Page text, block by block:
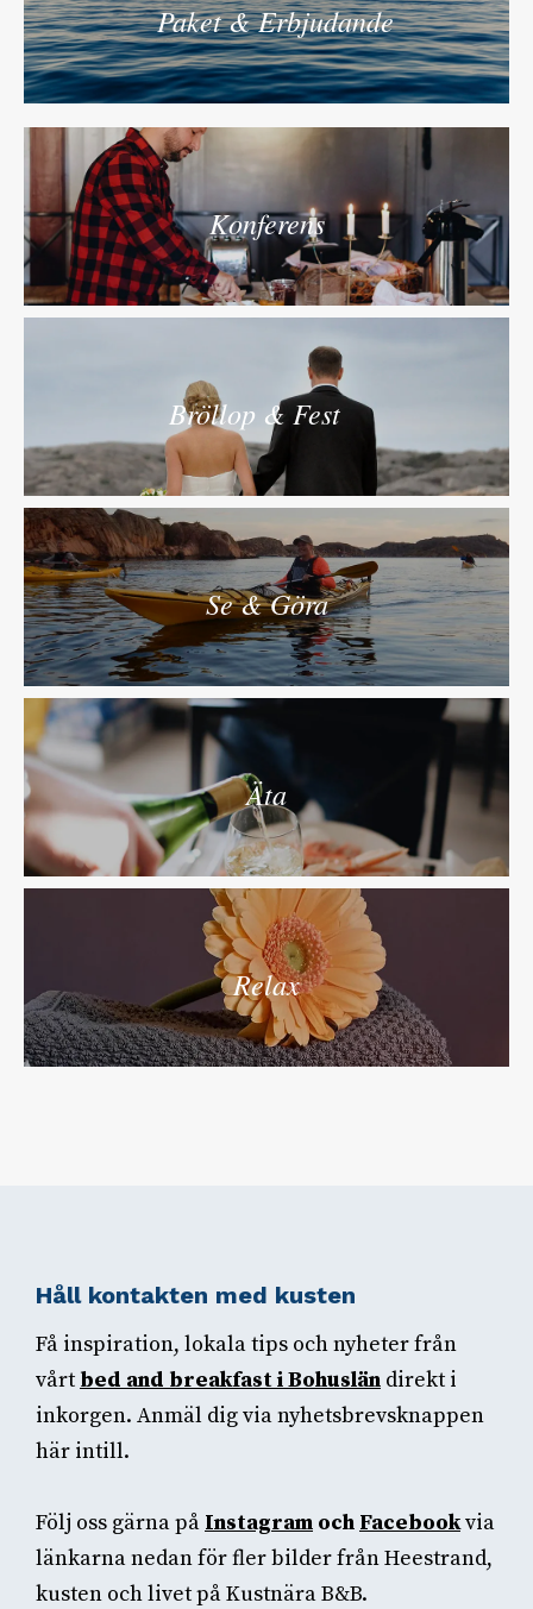
Paket & Erbjudande
Konferens
Bröllop & Fest
Se & Göra
Äta
Relax
Håll kontakten med kusten
Få inspiration, lokala tips och nyheter från
vårt bed and breakfast i Bohuslän direkt i
inkorgen. Anmäl dig via nyhetsbrevsknappen
här intill.
Följ oss gärna på Instagram och Facebookvia
länkarna nedan för fler bilder från Heestrand,
kusten och livet på Kustnära B&B.